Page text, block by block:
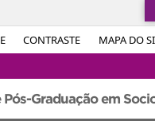
CONTRASTE MAPA DO
Acesso à
Pós-Graduação em